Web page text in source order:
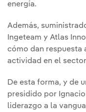
energía.
Además,
Ingeteam y Atlas
cómo dan respuesta
actividad en el
De esta forma, y de
presidido por
liderazgo a la